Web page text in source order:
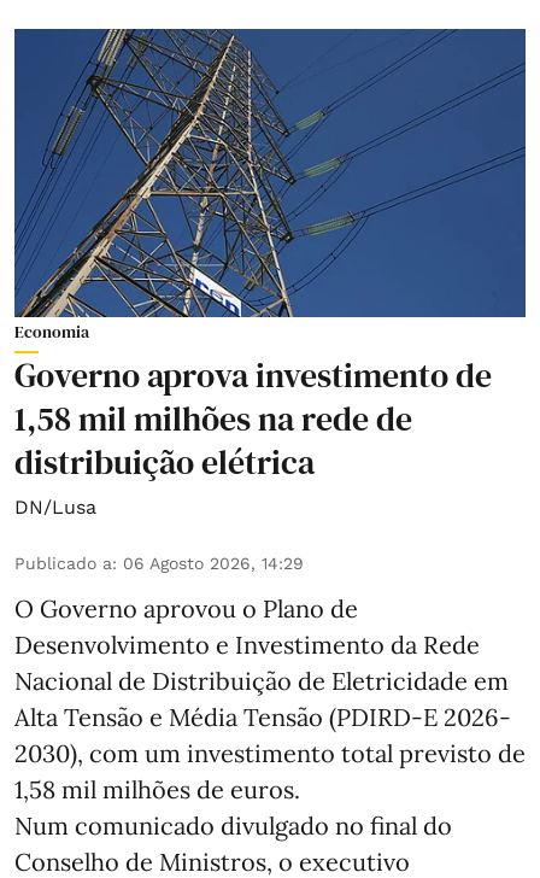
Economia
Governo aprova investimento de
1,58 mil milhões na rede de
distribuição elétrica
DN/Lusa
Publicado a: 06 Agosto 2026, 14:29
O Governo aprovou o Plano de
Desenvolvimento e Investimento da Rede
Nacional de Distribuição de Eletricidade em
Alta Tensão e Média Tensão (PDIRD-E 2026-
2030), com um investimento total previsto de
1,58 mil milhões de euros.
Num comunicado divulgado no final do
Conselho de Ministros, o executivo